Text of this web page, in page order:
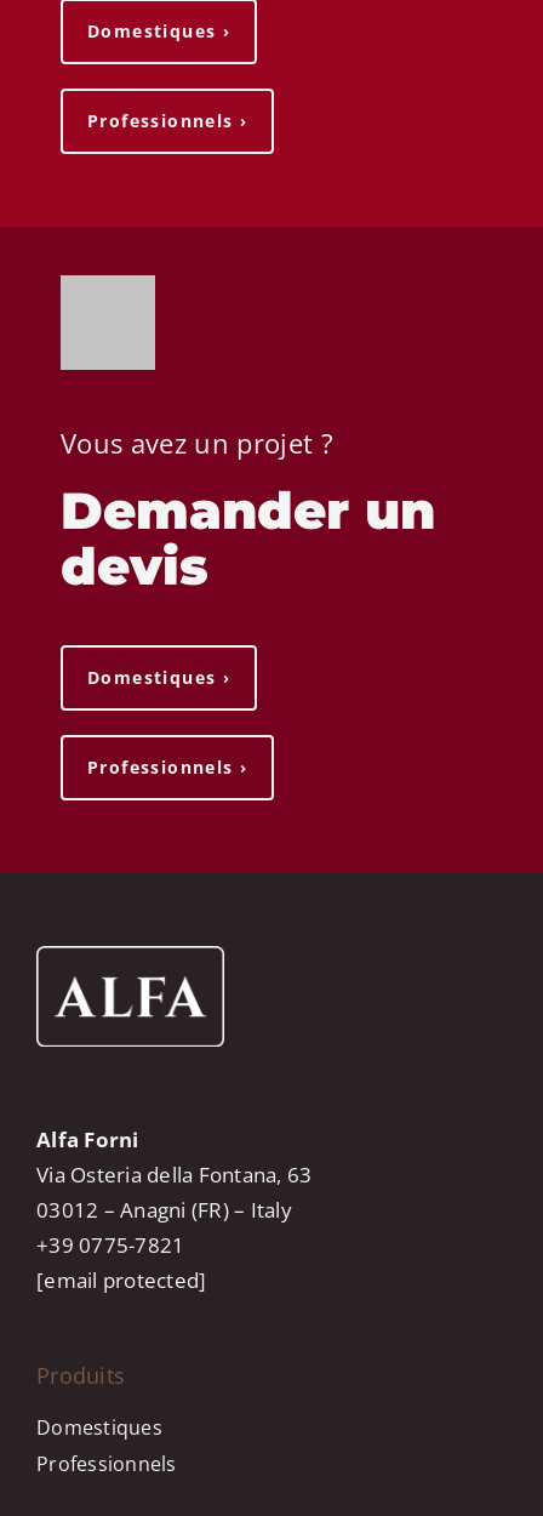
Domestiques ›
Professionnels ›
Vous avez un projet ?
Demander un
devis
Domestiques ›
Professionnels ›
Alfa Forni
Via Osteria della Fontana, 63
03012 – Anagni (FR) – Italy
+39 0775-7821
[email protected]
Produits
Domestiques
Professionnels